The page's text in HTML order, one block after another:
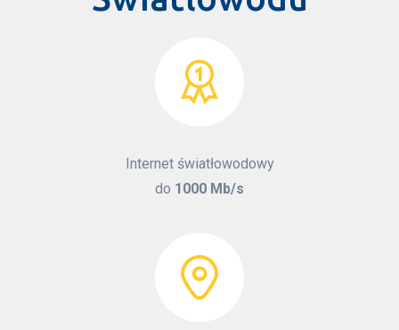
Internet światłowodowy
do 1000 Mb/s